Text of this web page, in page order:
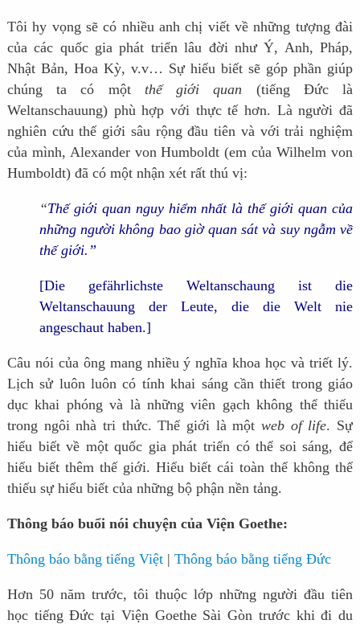
Tôi hy vọng sẽ có nhiều anh chị viết về những tượng đài
của các quốc gia phát triển lâu đời như Ý, Anh, Pháp,
Nhật Bản, Hoa Kỳ, v.v… Sự hiểu biết sẽ góp phần giúp
chúng ta có một thế giới quan (tiếng Đức là
Weltanschauung) phù hợp với thực tế hơn. Là người đã
nghiên cứu thế giới sâu rộng đầu tiên và với trải nghiệm
của mình, Alexander von Humboldt (em của Wilhelm von
Humboldt) đã có một nhận xét rất thú vị:
“Thế giới quan nguy hiểm nhất là thế giới quan của
những người không bao giờ quan sát và suy ngẫm về
thế giới.”
[Die gefährlichste Weltanschaung ist die
Weltanschauung der Leute, die die Welt nie
angeschaut haben.]
Câu nói của ông mang nhiều ý nghĩa khoa học và triết lý.
Lịch sử luôn luôn có tính khai sáng cần thiết trong giáo
dục khai phóng và là những viên gạch không thể thiếu
trong ngôi nhà tri thức. Thế giới là mộtweb of life. Sự
hiểu biết về một quốc gia phát triển có thể soi sáng, để
hiểu biết thêm thế giới. Hiểu biết cái toàn thể không thể
thiếu sự hiểu biết của những bộ phận nền tảng.
Thông báo buổi nói chuyện của Viện Goethe:
Thông báo bằng tiếng Việt| Thông báo bằng tiếng Đức
Hơn 50 năm trước, tôi thuộc lớp những người đầu tiên
học tiếng Đức tại Viện Goethe Sài Gòn trước khi đi du